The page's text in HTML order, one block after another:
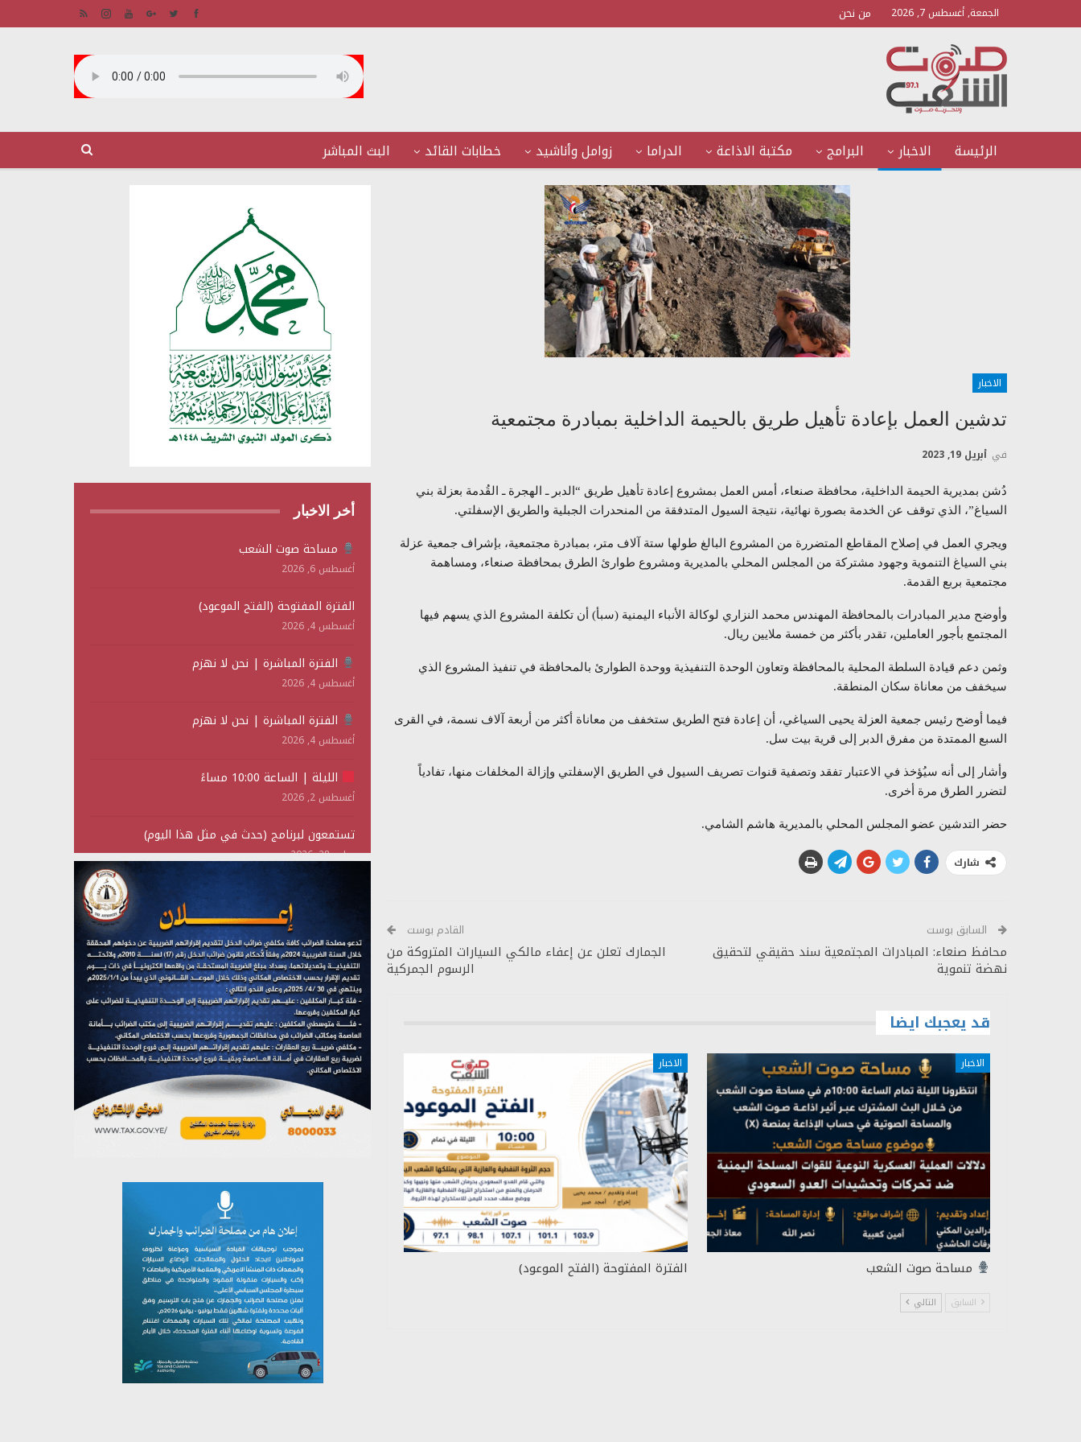
الجمعة, أغسطس 7, 2026 من نحن
الرئيسة الاخبار البرامج مكتبة الاذاعة الدراما زوامل وأناشيد خطابات القائد البث المباشر
الاخبار
تدشين العمل بإعادة تأهيل طريق بالحيمة الداخلية بمبادرة مجتمعية
في أبريل 19, 2023
دُشن بمديرية الحيمة الداخلية، محافظة صنعاء، أمس العمل بمشروع إعادة تأهيل طريق “الدبر ـ الهجرة ـ القُدمة بعزلة بني
السياغ”، الذي توقف عن الخدمة بصورة نهائية، نتيجة السيول المتدفقة من المنحدرات الجبلية والطريق الإسفلتي.
ويجري العمل في إصلاح المقاطع المتضررة من المشروع البالغ طولها ستة آلاف متر، بمبادرة مجتمعية، بإشراف جمعية عزلة
بني السياغ التنموية وجهود مشتركة من المجلس المحلي بالمديرية ومشروع طوارئ الطرق بمحافظة صنعاء، ومساهمة
مجتمعية بربع القدمة.
وأوضح مدير المبادرات بالمحافظة المهندس محمد النزاري لوكالة الأنباء اليمنية (سبأ) أن تكلفة المشروع الذي يسهم فيها
المجتمع بأجور العاملين، تقدر بأكثر من خمسة ملايين ريال.
وثمن دعم قيادة السلطة المحلية بالمحافظة وتعاون الوحدة التنفيذية ووحدة الطوارئ بالمحافظة في تنفيذ المشروع الذي
سيخفف من معاناة سكان المنطقة.
فيما أوضح رئيس جمعية العزلة يحيى السياغي، أن إعادة فتح الطريق ستخفف من معاناة أكثر من أربعة آلاف نسمة، في القرى
السبع الممتدة من مفرق الدبر إلى قرية بيت سل.
وأشار إلى أنه سيُؤخذ في الاعتبار تفقد وتصفية قنوات تصريف السيول في الطريق الإسفلتي وإزالة المخلفات منها، تفادياً
لتضرر الطرق مرة أخرى.
حضر التدشين عضو المجلس المحلي بالمديرية هاشم الشامي.
شارك
السابق بوست
محافظ صنعاء: المبادرات المجتمعية سند حقيقي لتحقيق
نهضة تنموية
القادم بوست
الجمارك تعلن عن إعفاء مالكي السيارات المتروكة من
الرسوم الجمركية
قد يعجبك ايضا
الاخبار
مساحة صوت الشعب
الاخبار
الفترة المفتوحة (الفتح الموعود)
السابق التالي
أخر الاخبار
مساحة صوت الشعب
أغسطس 6, 2026
الفترة المفتوحة (الفتح الموعود)
أغسطس 4, 2026
الفترة المباشرة | نحن لا نهزم
أغسطس 4, 2026
الفترة المباشرة | نحن لا نهزم
أغسطس 4, 2026
الليلة | الساعة 10:00 مساءً
أغسطس 2, 2026
تستمعون لبرنامج (حدث في مثل هذا اليوم)
يوليو 28, 2026
(نحن لا نهزم) بث مباشر
تستمعون لبرنامج (هندسة الوهم)
يوليو 28, 2026
مؤتمر صحفي لمركز عين الإنسانية حول جرائم تحالف
العدوان على اليمن
يوليو 27, 2026
تستمعون لبرنامج (مع السيد القائد)
يوليو 26, 2026